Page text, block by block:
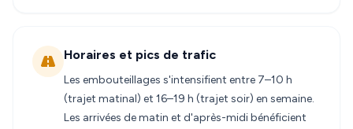
Horaires et pics de trafic
Les embouteillages s'intensifient entre 7–10 h
(trajet matinal) et 16–19 h (trajet soir) en semaine.
Les arrivées de matin et d'après-midi bénéficient